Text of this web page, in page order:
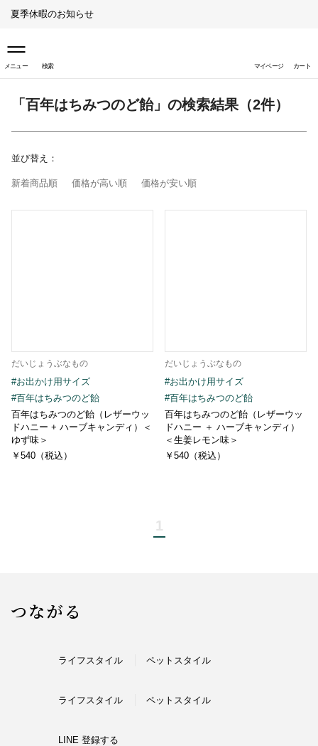
夏季休暇のお知らせ
メニュー 検索 マイページ カート
「百年はちみつのど飴」の検索結果（2件）
並び替え：
新着商品順 価格が高い順 価格が安い順
だいじょうぶなもの
#お出かけ用サイズ
#百年はちみつのど飴
百年はちみつのど飴（レザーウッ
ドハニー + ハーブキャンディ）＜
ゆず味＞
￥540（税込）
だいじょうぶなもの
#お出かけ用サイズ
#百年はちみつのど飴
百年はちみつのど飴（レザーウッ
ドハニー ＋ ハーブキャンディ）
＜生姜レモン味＞
￥540（税込）
1
つながる
ライフスタイル ペットスタイル
ライフスタイル ペットスタイル
LINE 登録する